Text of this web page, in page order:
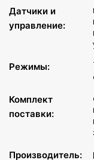
Крепежные
Страна
Паспорт
Руководство
Основные
Материал
мм, шириной 40 мм
Датчики и
управление:
Режимы:
Комплект
поставки:
Производитель: